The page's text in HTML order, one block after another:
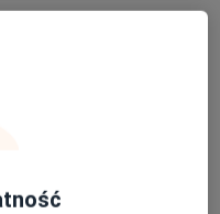
przewlekłego
przegrody nosa